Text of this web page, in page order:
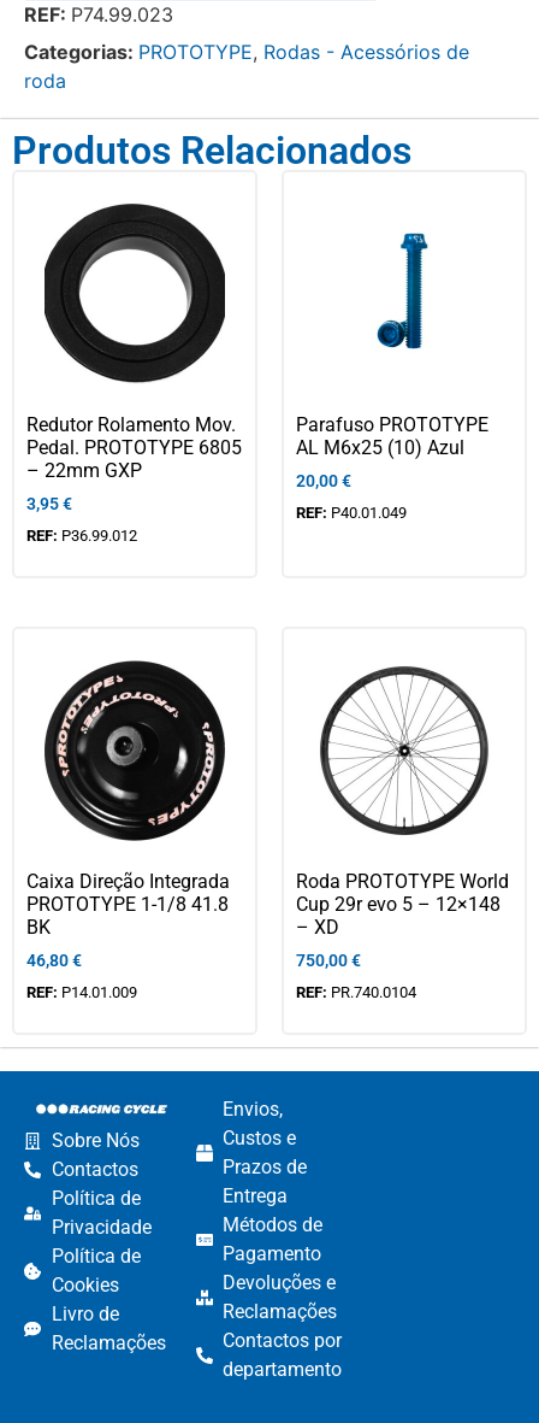
REF: P74.99.023
Categorias: PROTOTYPE, Rodas - Acessórios de
roda
Produtos Relacionados
Redutor Rolamento Mov.
Pedal. PROTOTYPE 6805
– 22mm GXP
3,95€
REF: P36.99.012
Parafuso PROTOTYPE
AL M6x25 (10) Azul
20,00€
REF: P40.01.049
Caixa Direção Integrada
PROTOTYPE 1-1/8 41.8
BK
46,80€
REF: P14.01.009
Roda PROTOTYPE World
Cup 29r evo 5 – 12×148
– XD
750,00€
REF: PR.740.0104
Sobre Nós
Contactos
Política de
Privacidade
Política de
Cookies
Livro de
Reclamações
Envios,
Custos e
Prazos de
Entrega
Métodos de
Pagamento​
Devoluções e
Reclamações​
Contactos por
departamento​